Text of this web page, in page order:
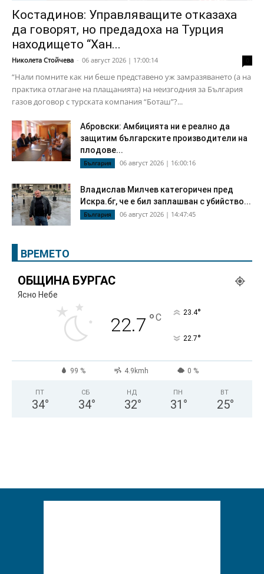
Костадинов: Управляващите отказаха
да говорят, но предадоха на Турция
находището “Хан...
Николета Стойчева - 06 август 2026 | 17:00:14
“Нали помните как ни беше представено уж замразяването (а на
практика отлагане на плащанията) на неизгодния за България
газов договор с турската компания “Боташ”?...
Абровски: Амбицията ни е реално да
защитим българските производители на
плодове...
България 06 август 2026 | 16:00:16
Владислав Милчев категоричен пред
Искра.бг, че е бил заплашван с убийство...
България 06 август 2026 | 14:47:45
ВРЕМЕТО
ОБЩИНА БУРГАС
Ясно Небе
22.7 °C 23.4°
22.7°
99 % 4.9kmh 0 %
ПТ
34°
СБ
34°
НД
32°
ПН
31 °
ВТ
25°